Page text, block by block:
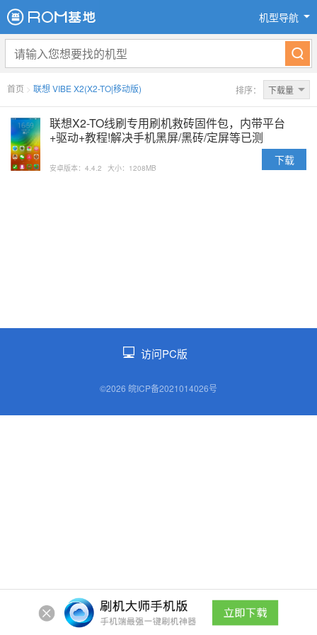
机型导航
首页 > 联想 VIBE X2(X2-TO|移动版) 排序： 下载量
联想X2-TO线刷专用刷机救砖固件包，内带平台
+驱动+教程!解决手机黑屏/黑砖/定屏等已测
安卓版本：4.4.2 大小：1208MB
下载
访问PC版
©2026 皖ICP备2021014026号